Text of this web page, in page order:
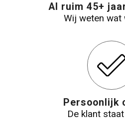
Al ruim 45+
Wij weten wat
Persoonlijk
De klant